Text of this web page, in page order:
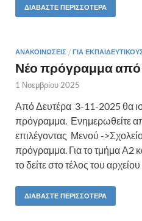
ΔΙΑΒΆΣΤΕ ΠΕΡΙΣΣΌΤΕΡΑ
ΑΝΑΚΟΙΝΏΣΕΙΣ / ΓΙΑ
Νέο πρόγραμμα από
1 Νοεμβρίου 2025
Από Δευτέρα 3-11-2025 θα
πρόγραμμα. Ενημερωθείτε
επιλέγοντας Μενού -
πρόγραμμα. Για το τμήμα Α2
το δείτε στο τέλος του αρχείου
ΔΙΑΒΆΣΤΕ ΠΕΡΙΣΣΌΤΕΡΑ